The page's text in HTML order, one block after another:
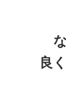
良